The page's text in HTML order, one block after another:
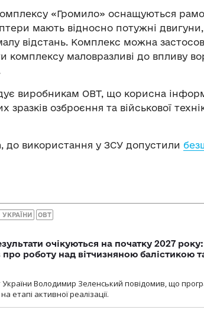
«Громило» оснащуються
мають відносно потужні двигуни,
відстань. Комплекс можна
комплексу маловразливі до впливу
виробникам ОВТ, що корисна
зразків озброєння та військової
до використання у ЗСУ допустили
УКРАЇНИ ОВТ
очікуються на початку 2027
про роботу над вітчизняною балістикою
Володимир Зеленський повідомив, що
етапі активної реалізації.